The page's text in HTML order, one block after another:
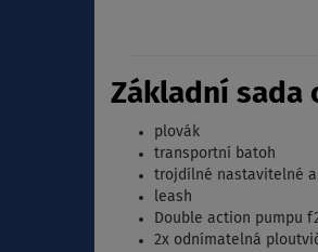
Základní sada
plovák
transportní batoh
trojdílné nastavitelné
leash
Double action pumpu
2x odnímatelná